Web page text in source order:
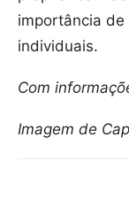
importância
individuais.
Com
Imagem de